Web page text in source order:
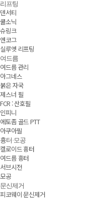
리프팅
덴서티
쿨소닉
슈링크
엔코그
실루엣 리프팅
여드름
여드름 관리
아그네스
붉은 자국
제스너 필
FCR : 산호필
인피니
에토좀 골드 PTT
아쿠아필
흉터·모공
켈로이드 흉터
여드름 흉터
서브시전
모공
문신제거
피코웨이 문신제거